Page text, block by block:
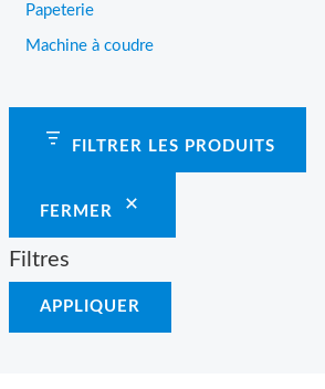
Papeterie
Machine à coudre
FILTRER LES PRODUITS
FERMER
Filtres
APPLIQUER